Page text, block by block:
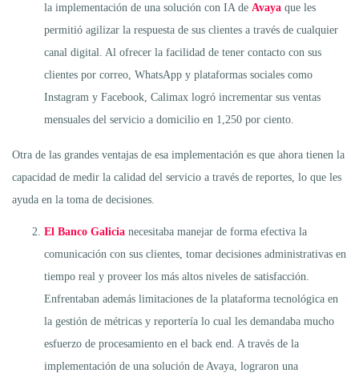
la implementación de una solución con IA de Avaya que les
permitió agilizar la respuesta de sus clientes a través de cualquier
canal digital. Al ofrecer la facilidad de tener contacto con sus
clientes por correo, WhatsApp y plataformas sociales como
Instagram y Facebook, Calimax logró incrementar sus ventas
mensuales del servicio a domicilio en 1,250 por ciento.
Otra de las grandes ventajas de esa implementación es que ahora tienen la
capacidad de medir la calidad del servicio a través de reportes, lo que les
ayuda en la toma de decisiones.
El Banco Galicia necesitaba manejar de forma efectiva la
comunicación con sus clientes, tomar decisiones administrativas en
tiempo real y proveer los más altos niveles de satisfacción.
Enfrentaban además limitaciones de la plataforma tecnológica en
la gestión de métricas y reportería lo cual les demandaba mucho
esfuerzo de procesamiento en el back end. A través de la
implementación de una solución de Avaya, lograron una